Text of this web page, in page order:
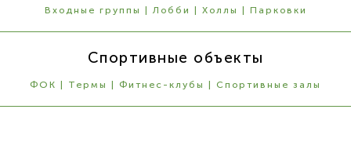
Входные группы | Лобби | Холлы | Парковки
Спортивные объекты
ФОК | Термы | Фитнес-клубы | Спортивные залы